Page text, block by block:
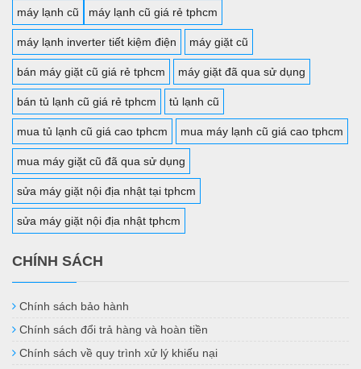
máy lạnh cũ máy lạnh cũ giá rẻ tphcm
máy lạnh inverter tiết kiệm điện máy giặt cũ
bán máy giặt cũ giá rẻ tphcm máy giặt đã qua sử dụng
bán tủ lạnh cũ giá rẻ tphcm tủ lạnh cũ
mua tủ lạnh cũ giá cao tphcm mua máy lạnh cũ giá cao tphcm
mua máy giặt cũ đã qua sử dụng
sửa máy giặt nội địa nhật tại tphcm
sửa máy giặt nội địa nhật tphcm
CHÍNH SÁCH
Chính sách bảo hành
Chính sách đổi trả hàng và hoàn tiền
Chính sách về quy trình xử lý khiếu nại